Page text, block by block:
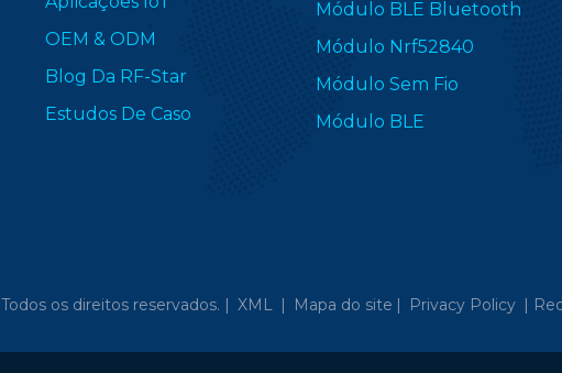
OEM & ODM
Blog Da RF-Star
Estudos De Caso
Módulo BLE Bluetooth
Módulo Nrf52840
Módulo Sem Fio
Módulo BLE
Todos os direitos reservados. | XML | Mapa do site | Privacy Policy |